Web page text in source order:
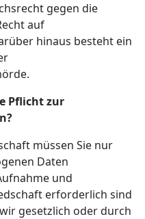
gegen die
auf
hinaus besteht ein
Pflicht zur
müssen Sie nur
Daten
und
erforderlich sind
gesetzlich oder durch